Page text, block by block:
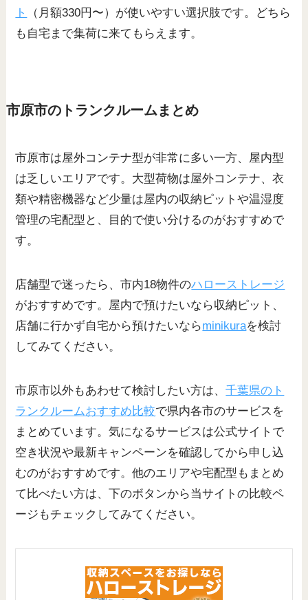
ト
（月額330円〜）が使いやすい選択肢です。どちら
も自宅まで集荷に来てもらえます。
市原市のトランクルームまとめ
市原市は屋外コンテナ型が非常に多い一方、屋内型
は乏しいエリアです。大型荷物は屋外コンテナ、衣
類や精密機器など少量は屋内の収納ピットや温湿度
管理の宅配型と、目的で使い分けるのがおすすめで
す。
店舗型で迷ったら、市内18物件のハローストレージ
がおすすめです。屋内で預けたいなら収納ピット、
店舗に行かず自宅から預けたいならminikuraを検討
してみてください。
市原市以外もあわせて検討したい方は、千葉県のト
ランクルームおすすめ比較で県内各市のサービスを
まとめています。気になるサービスは公式サイトで
空き状況や最新キャンペーンを確認してから申し込
むのがおすすめです。他のエリアや宅配型もまとめ
て比べたい方は、下のボタンから当サイトの比較ペ
ージもチェックしてみてください。